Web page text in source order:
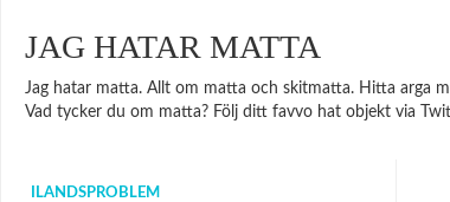
JAG HATAR MATTA
Jag hatar matta. Allt om matta och skitmatta. Hitta arga
Vad tycker du om matta? Följ ditt favvo hat objekt via
ILANDSPROBLEM